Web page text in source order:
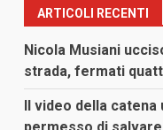
ARTICOLI RECENTI
Nicola Musiani
strada, fermati
Il video della catena